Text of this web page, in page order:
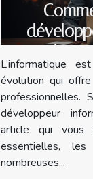
prospère :
et
L’informatique
évolution qui offre
professionnelles.
développeur
article qui vous
essentielles,
nombreuses...